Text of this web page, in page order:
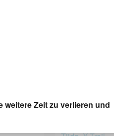
Top
Samsung
[ArmorBox
integriertem
weitere Zeit zu verlieren und